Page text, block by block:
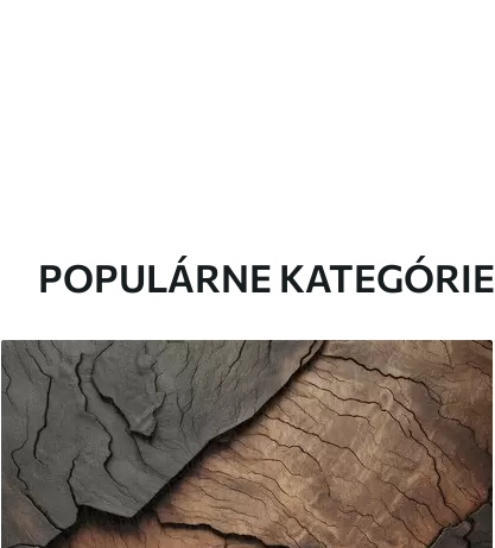
POPULÁRNE KATEGÓRIE